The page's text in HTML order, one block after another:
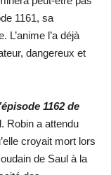
1161, sa
L’anime l’a déjà
dangereux et
1162 de
Robin a attendu
croyait mort lors
de Saul à la